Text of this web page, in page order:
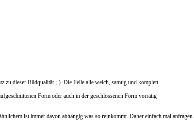
zu dieser Bildqualität ;-). Die Felle alle weich, samtig und komplett. -
Form oder auch in der geschlossenen Form vorrätig
ist immer davon abhängig was so reinkommt. Daher einfach mal anfragen.